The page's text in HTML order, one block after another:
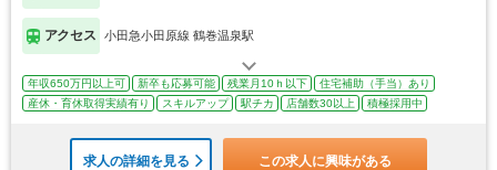
アクセス 小田急小田原線 鶴巻温泉駅
年収650万円以上可 新卒も応募可能 残業月10ｈ以下
住宅補助（手当）あり
産休・育休取得実績有り
スキルアップ 駅チカ 店舗数30以上 積極採用中
求人の詳細を見る この求人に興味がある